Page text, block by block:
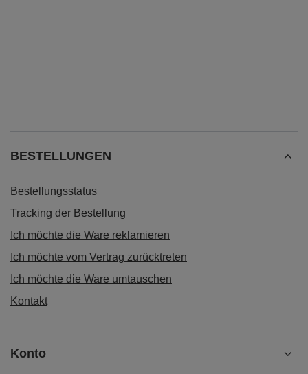
BESTELLUNGEN
Bestellungsstatus
Tracking der Bestellung
Ich möchte die Ware reklamieren
Ich möchte vom Vertrag zurücktreten
Ich möchte die Ware umtauschen
Kontakt
Konto